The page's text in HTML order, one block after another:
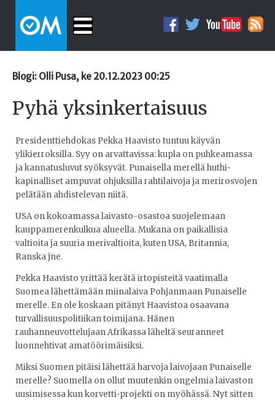
Blogi: Olli Pusa, ke 20.12.2023 00:25
Pyhä yksinkertaisuus
Presidenttiehdokas Pekka Haavisto tuntuu käyvän
ylikierroksilla. Syy on arvattavissa: kupla on puhkeamassa
ja kannatusluvut syöksyvät. Punaisella merellä huthi-
kapinalliset ampuvat ohjuksilla rahtilaivoja ja merirosvojen
pelätään ahdistelevan niitä.
USA on kokoamassa laivasto-osastoa suojelemaan
kauppamerenkulkua alueella. Mukana on paikallisia
valtioita ja suuria merivaltioita, kuten USA, Britannia,
Ranska jne.
Pekka Haavisto yrittää kerätä irtopisteitä vaatimalla
Suomea lähettämään miinalaiva Pohjanmaan Punaiselle
merelle. En ole koskaan pitänyt Haavistoa osaavana
turvallisuuspolitiikan toimijana. Hänen
rauhanneuvottelujaan Afrikassa läheltä seuranneet
luonnehtivat amatöörimäisiksi.
Miksi Suomen pitäisi lähettää harvoja laivojaan Punaiselle
merelle? Suomella on ollut muutenkin ongelmia laivaston
uusimisessa kun korvetti-projekti on myöhässä. Nyt sitten